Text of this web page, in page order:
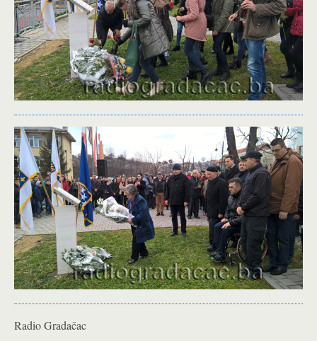
Radio Gradačac